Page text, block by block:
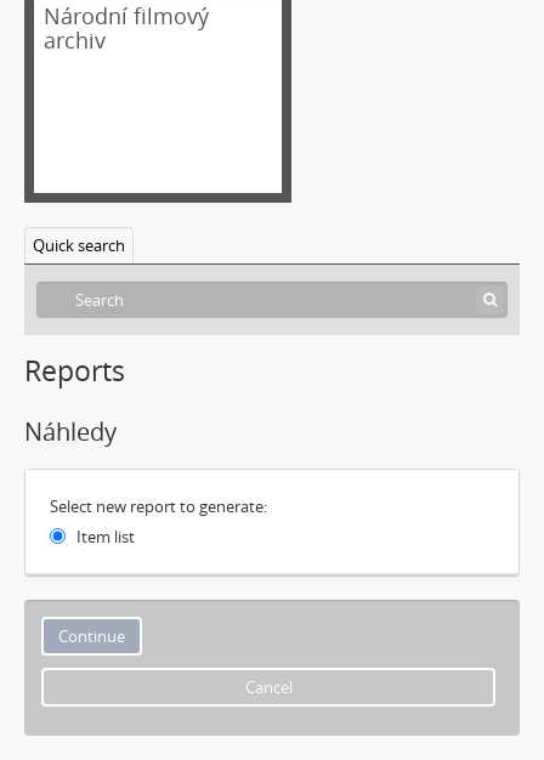
Národní filmový
archiv
Quick search
Reports
Náhledy
Select new report to generate:
Item list
Cancel